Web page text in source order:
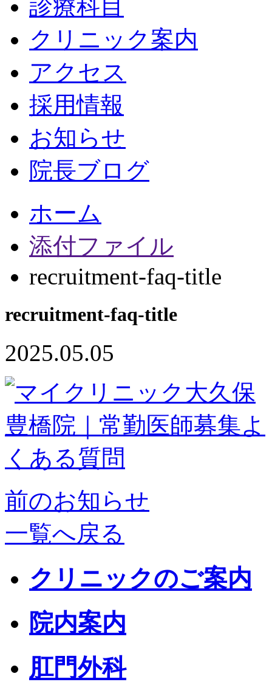
診療科目
クリニック案内
アクセス
採用情報
お知らせ
院長ブログ
ホーム
添付ファイル
recruitment-faq-title
recruitment-faq-title
2025.05.05
前のお知らせ
一覧へ戻る
クリニックのご案内
院内案内
肛門外科